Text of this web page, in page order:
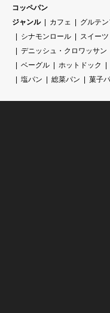
コッペパン
ジャンル
カフェ グルテ
シナモンロール
スイーツ
デニッシュ・クロワッサン
ベーグル
ホットドック
塩パン
総菜パン 菓子